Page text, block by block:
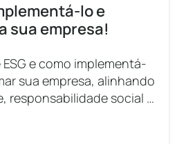
lo e
sua empresa!
e como implementá-
sua empresa, alinhando
responsabilidade social e